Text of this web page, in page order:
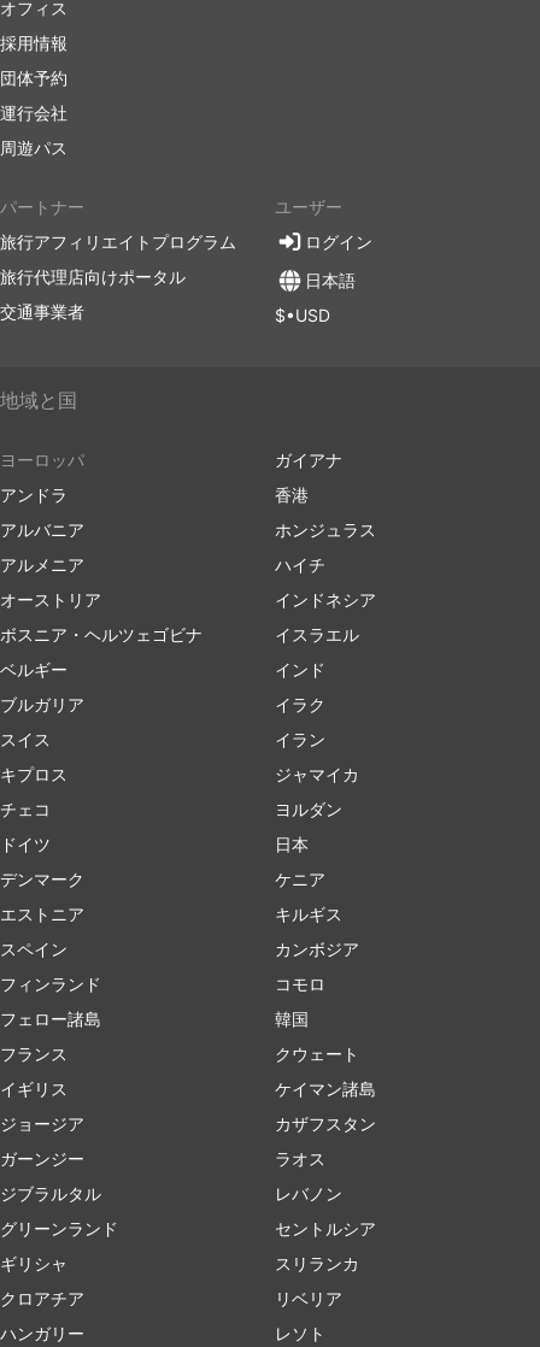
オフィス
採用情報
団体予約
運行会社
周遊パス
パートナー
旅行アフィリエイトプログラム
旅行代理店向けポータル
交通事業者
ユーザー
ログイン
日本語
$•USD
地域と国
ヨーロッパ
アンドラ
アルバニア
アルメニア
オーストリア
ボスニア・ヘルツェゴビナ
ベルギー
ブルガリア
スイス
キプロス
チェコ
ドイツ
デンマーク
エストニア
スペイン
フィンランド
フェロー諸島
フランス
イギリス
ジョージア
ガーンジー
ジブラルタル
グリーンランド
ギリシャ
クロアチア
ハンガリー
ガイアナ
香港
ホンジュラス
ハイチ
インドネシア
イスラエル
インド
イラク
イラン
ジャマイカ
ヨルダン
日本
ケニア
キルギス
カンボジア
コモロ
韓国
クウェート
ケイマン諸島
カザフスタン
ラオス
レバノン
セントルシア
スリランカ
リベリア
レソト